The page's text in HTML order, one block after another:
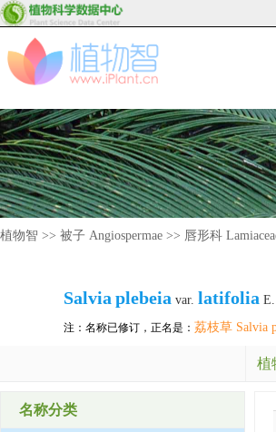
植物智 >> 被子 Angiospermae >> 唇形科
Salvia plebeia var. latifolia
注：名称已修订，正名是： 荔枝草 Salvia
植
名称分类